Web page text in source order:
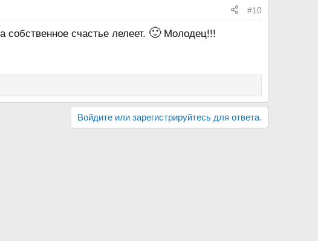
#10
собственное счастье лелеет. 🙂Молодец!!!
Войдите или зарегистрируйтесь для ответа.